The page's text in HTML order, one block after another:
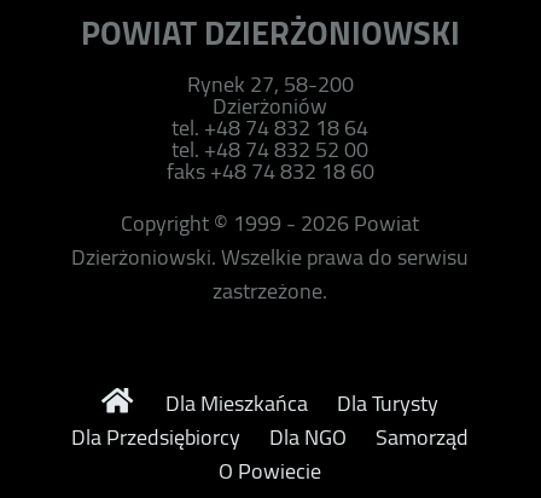
POWIAT DZIERŻONIOWSKI
Rynek 27, 58-200
Dzierżoniów
tel. +48 74 832 18 64
tel. +48 74 832 52 00
faks +48 74 832 18 60
Copyright © 1999 - 2026 Powiat
Dzierżoniowski. Wszelkie prawa do serwisu
zastrzeżone.
Dla Mieszkańca
Dla Turysty
Dla Przedsiębiorcy
Dla NGO
Samorząd
O Powiecie